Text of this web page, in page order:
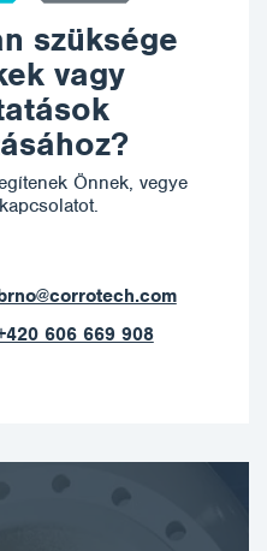
szüksége
vagy
Önnek, vegye
606 669 908